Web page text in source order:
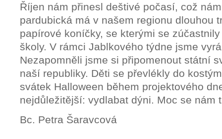
Říjen nám přinesl deštivé počasí, což
pardubická má v našem regionu dlouhou
papírové koníčky, se kterými se
školy. V rámci Jablkového týdne jsme
Nezapomněli jsme si připomenout státní
naší republiky. Děti se převlékly do
svátek Halloween během projektového
nejdůležitější: vydlabat dýni. Moc se nám
Bc. Petra Šaravcová